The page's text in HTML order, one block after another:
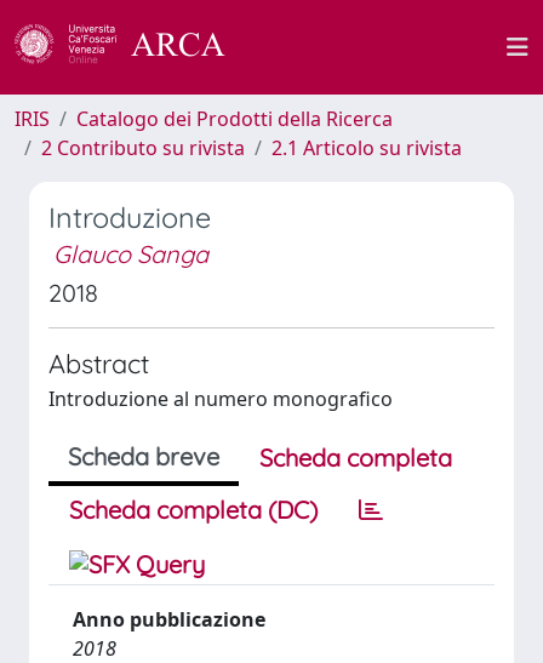
IRIS
Catalogo dei Prodotti della Ricerca
2 Contributo su rivista
2.1 Articolo su rivista
Introduzione
Glauco Sanga
2018
Abstract
Introduzione al numero monografico
Scheda breve
Scheda completa
Scheda completa (DC)
Anno pubblicazione
2018